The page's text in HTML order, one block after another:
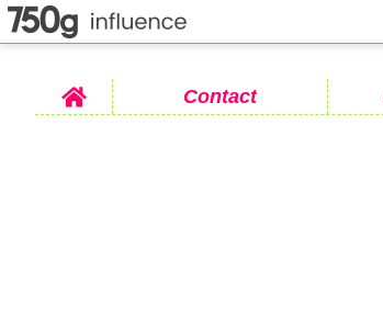
Home Contact